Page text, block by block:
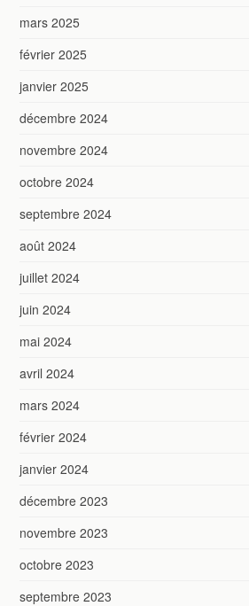
mars 2025
février 2025
janvier 2025
décembre 2024
novembre 2024
octobre 2024
septembre 2024
août 2024
juillet 2024
juin 2024
mai 2024
avril 2024
mars 2024
février 2024
janvier 2024
décembre 2023
novembre 2023
octobre 2023
septembre 2023